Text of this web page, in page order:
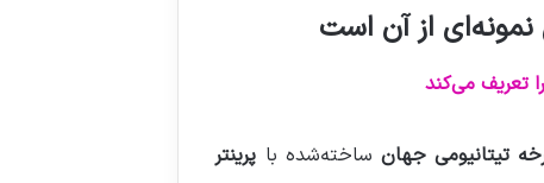
از آن است
تعریف می‌کند
تیتانیومی جهان ساخته‌شده با پرینتر